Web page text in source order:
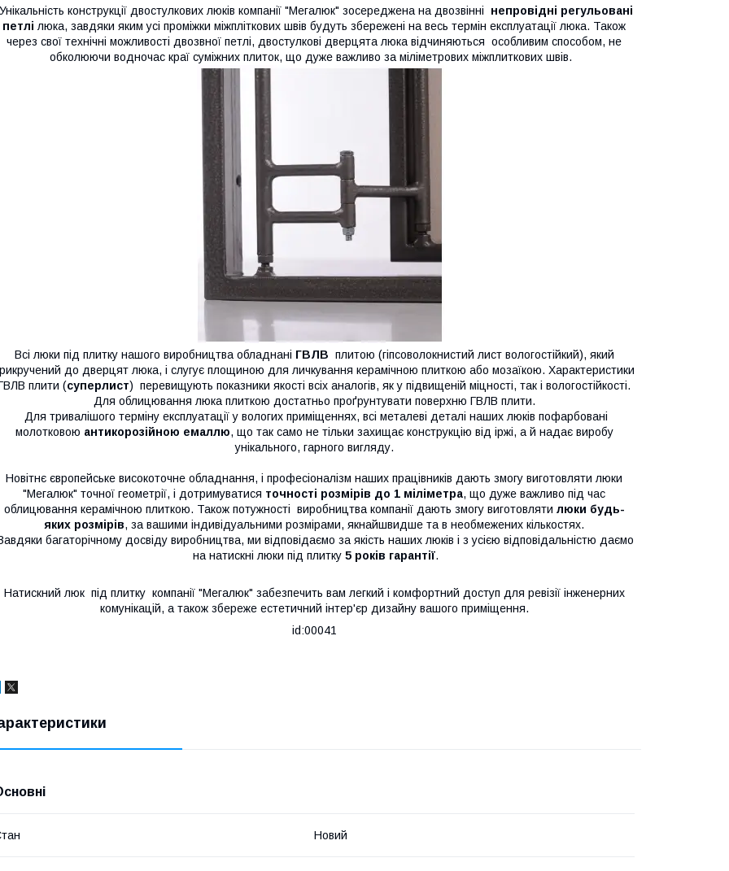
конструкції двостулкових люків компанії "Мегалюк" зосереджена на двозвінні непровідні регульовані
петлі люка, завдяки яким усі проміжки міжпліткових швів будуть збережені на весь термін експлуатації люка. Також
через свої технічні можливості двозвної петлі, двостулкові дверцята люка відчиняються особливим способом, не
обколюючи водночас краї суміжних плиток, що дуже важливо за міліметрових міжплиткових швів.
Всі люки під плитку нашого виробництва обладнані ГВЛВ плитою (гіпсоволокнистий лист вологостійкий), який
до дверцят люка, і слугує площиною для личкування керамічною плиткою або мозаїкою. Характеристики
плити (суперлист) перевищують показники якості всіх аналогів, як у підвищеній міцності, так і вологостійкості.
Для облицювання люка плиткою достатньо проґрунтувати поверхню ГВЛВ плити.
Для тривалішого терміну експлуатації у вологих приміщеннях, всі металеві деталі наших люків пофарбовані
молотковою антикорозійною емаллю, що так само не тільки захищає конструкцію від іржі, а й надає виробу
унікального, гарного вигляду.
Новітнє європейське високоточне обладнання, і професіоналізм наших працівників дають змогу виготовляти люки
"Мегалюк" точної геометрії, і дотримуватися точності розмірів до 1 міліметра, що дуже важливо під час
облицювання керамічною плиткою. Також потужності виробництва компанії дають змогу виготовляти люки будь-
яких розмірів, за вашими індивідуальними розмірами, якнайшвидше та в необмежених кількостях.
багаторічному досвіду виробництва, ми відповідаємо за якість наших люків і з усією відповідальністю даємо
на натискні люки під плитку 5 років гарантії.
Натискний люк під плитку компанії "Мегалюк" забезпечить вам легкий і комфортний доступ для ревізії інженерних
комунікацій, а також збереже естетичний інтер'єр дизайну вашого приміщення.
id:00041
Новий